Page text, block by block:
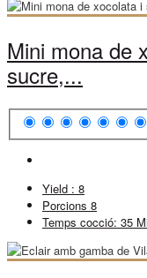
Mini mona de
sucre,...
Yield : 8
Porcions 8
Temps cocció: 35